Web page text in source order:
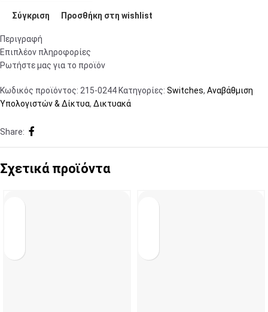
Σύγκριση Προσθήκη στη wishlist
Περιγραφή
Επιπλέον πληροφορίες
Ρωτήστε μας για το προϊόν
Κωδικός προϊόντος: 215-0244 Κατηγορίες: Switches, Αναβάθμιση
Υπολογιστών & Δίκτυα, Δικτυακά
Share:
Σχετικά προϊόντα